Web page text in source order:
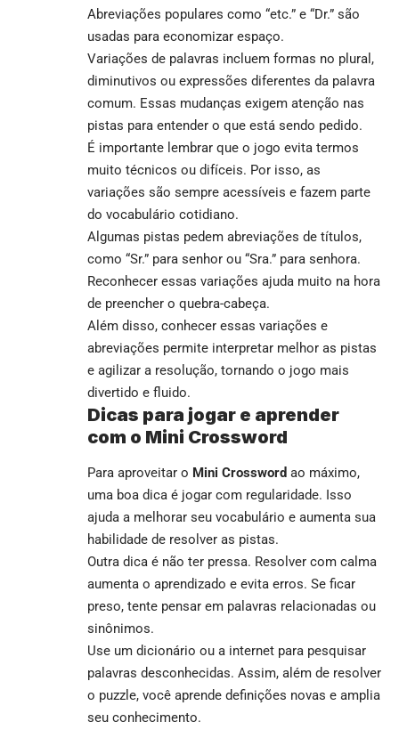
Abreviações populares como “etc.” e “Dr.” são
usadas para economizar espaço.
Variações de palavras incluem formas no plural,
diminutivos ou expressões diferentes da palavra
comum. Essas mudanças exigem atenção nas
pistas para entender o que está sendo pedido.
É importante lembrar que o jogo evita termos
muito técnicos ou difíceis. Por isso, as
variações são sempre acessíveis e fazem parte
do vocabulário cotidiano.
Algumas pistas pedem abreviações de títulos,
como “Sr.” para senhor ou “Sra.” para senhora.
Reconhecer essas variações ajuda muito na hora
de preencher o quebra-cabeça.
Além disso, conhecer essas variações e
abreviações permite interpretar melhor as pistas
e agilizar a resolução, tornando o jogo mais
divertido e fluido.
Dicas para jogar e aprender
com o Mini Crossword
Para aproveitar o Mini Crossword ao máximo,
uma boa dica é jogar com regularidade. Isso
ajuda a melhorar seu vocabulário e aumenta sua
habilidade de resolver as pistas.
Outra dica é não ter pressa. Resolver com calma
aumenta o aprendizado e evita erros. Se ficar
preso, tente pensar em palavras relacionadas ou
sinônimos.
Use um dicionário ou a internet para pesquisar
palavras desconhecidas. Assim, além de resolver
o puzzle, você aprende definições novas e amplia
seu conhecimento.